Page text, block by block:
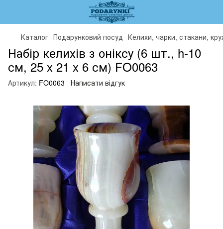
Каталог Подарунковий посуд Келихи, чарки, стакани,
Набір келихів з оніксу (6 шт., h-10
см, 25 x 21 x 6 см) FO0063
Артикул: FO0063 Написати відгук